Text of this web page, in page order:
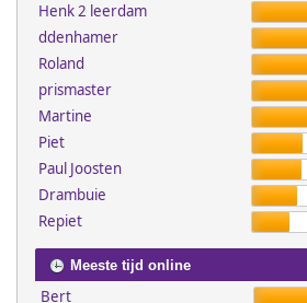
Henk 2 leerdam
ddenhamer
Roland
prismaster
Martine
Piet
Paul Joosten
Drambuie
Repiet
Meeste tijd online
Bert